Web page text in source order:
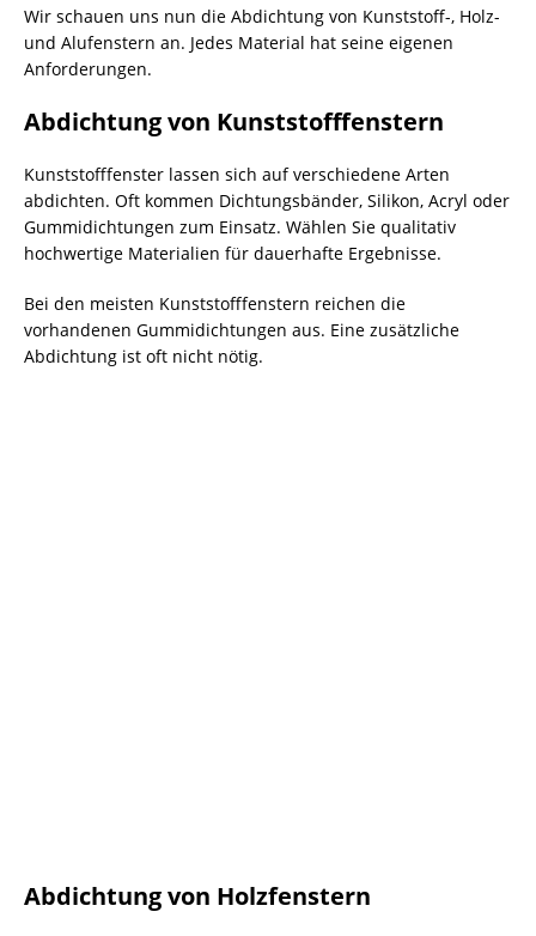
Wir schauen uns nun die Abdichtung von Kunststoff-, Holz-
und Alufenstern an. Jedes Material hat seine eigenen
Anforderungen.
Abdichtung von Kunststofffenstern
Kunststofffenster lassen sich auf verschiedene Arten
abdichten. Oft kommen Dichtungsbänder, Silikon, Acryl oder
Gummidichtungen zum Einsatz. Wählen Sie qualitativ
hochwertige Materialien für dauerhafte Ergebnisse.
Bei den meisten Kunststofffenstern reichen die
vorhandenen Gummidichtungen aus. Eine zusätzliche
Abdichtung ist oft nicht nötig.
Abdichtung von Holzfenstern